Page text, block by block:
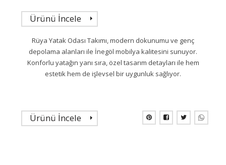
Ürünü İncele
Rüya Yatak Odası Takımı, modern dokunumu ve genç
depolama alanları ile İnegöl mobilya kalitesini sunuyor.
Konforlu yatağın yanı sıra, özel tasarım detayları ile hem
estetik hem de işlevsel bir uygunluk sağlıyor.
Ürünü İncele